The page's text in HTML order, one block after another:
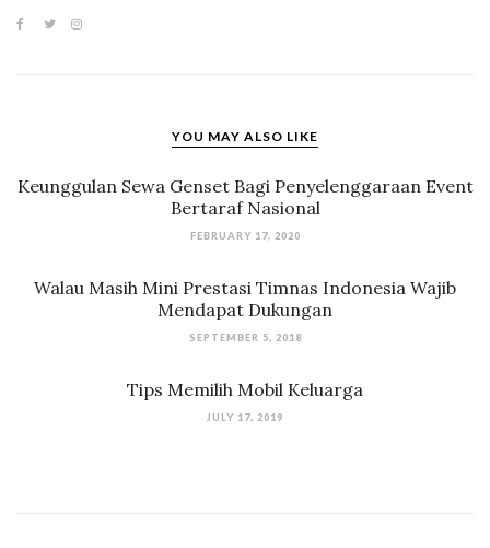
YOU MAY ALSO LIKE
Keunggulan Sewa Genset Bagi Penyelenggaraan Event
Bertaraf Nasional
FEBRUARY 17, 2020
Walau Masih Mini Prestasi Timnas Indonesia Wajib
Mendapat Dukungan
SEPTEMBER 5, 2018
Tips Memilih Mobil Keluarga
JULY 17, 2019